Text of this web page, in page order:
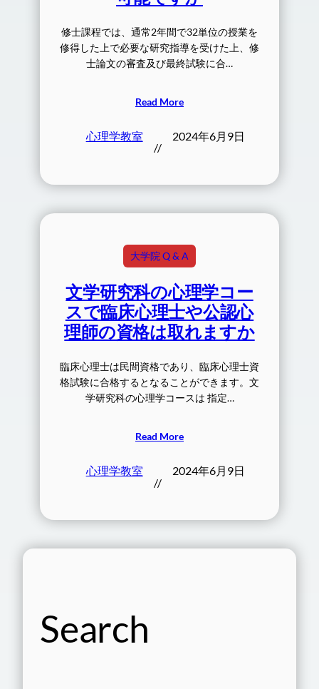
修士課程では、通常2年間で32単位の授業を
修得した上で必要な研究指導を受けた上、修
士論文の審査及び最終試験に合…
Read More
心理学教室
//
2024年6月9日
大学院 Q & A
文学研究科の心理学コー
スで臨床心理士や公認心
理師の資格は取れますか
臨床心理士は民間資格であり、臨床心理士資
格試験に合格するとなることができます。文
学研究科の心理学コースは 指定…
Read More
心理学教室
//
2024年6月9日
Search